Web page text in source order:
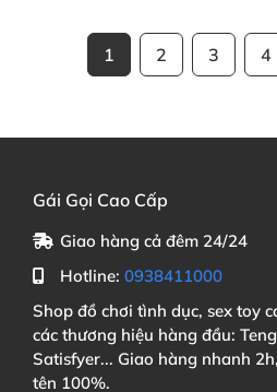
1 2 3 4
Gái Gọi Cao Cấp
Giao hàng cả đêm 24/24
Hotline: 0938411000
Shop đồ chơi tình dục, sex toy
các thương hiệu hàng đầu:
Satisfyer... Giao hàng nhanh
tên 100%.